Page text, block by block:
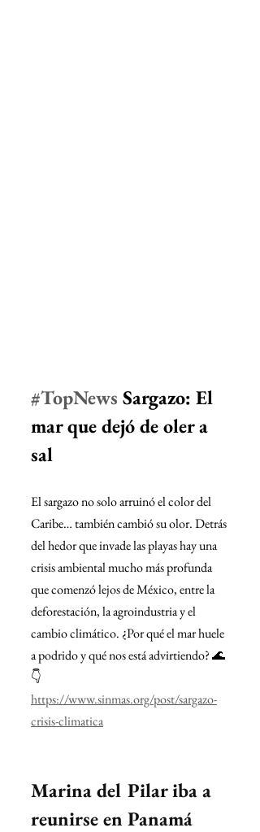
#TopNews Sargazo: El
mar que dejó de oler a
sal
El sargazo no solo arruinó el color del
Caribe… también cambió su olor. Detrás
del hedor que invade las playas hay una
crisis ambiental mucho más profunda
que comenzó lejos de México, entre la
deforestación, la agroindustria y el
cambio climático. ¿Por qué el mar huele
a podrido y qué nos está advirtiendo? 🌊
👇
https://www.sinmas.org/post/sargazo-
crisis-climatica
Marina del Pilar iba a
reunirse en Panamá